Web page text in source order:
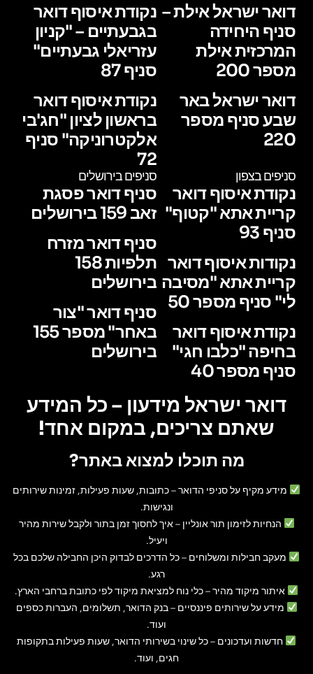
דואר ישראל אילת –
סניף היחידה
המרכזית אילת
מספר 200
דואר ישראל באר
שבע סניף מספר
220
נקודת איסוף דואר
בגבעתיים – "קניון
עזריאלי גבעתיים"
סניף 87
נקודת איסוף דואר
בראשון לציון "חג'בי
אלקטרוניקה" סניף
72
סניפים בצפון
נקודת איסוף דואר
קריית אתא "קטוף"
סניף 93
נקודות איסוף דואר
קריית אתא "מסיבה
לי" סניף מספר 50
נקודת איסוף דואר
בחיפה "כלבו חגי"
סניף מספר 40
סניפים בירושלים
סניף דואר פסגת
זאב 159 בירושלים
סניף דואר מזרח
תלפיות 158
בירושלים
סניף דואר "צור
באחר" מספר 155
בירושלים
דואר ישראל מידעון – כל המידע
שאתם צריכים, במקום אחד!
מה תוכלו למצוא באתר?
מידע מקיף על סניפי הדואר– כתובות, שעות פעילות, זמינות שירותים
ונגישות.
הנחיות לזימון תור אונליין – איך לחסוך זמן בתור ולקבל שירות מהיר
ויעיל.
מעקב חבילות ומשלוחים – כל הדרכים לבדוק היכן החבילה שלכם בכל
רגע.
איתור מיקוד מהיר– כלי נוח למציאת מיקוד לפי כתובת ברחבי הארץ.
מידע על שירותים פיננסיים – בנק הדואר, תשלומים, העברות כספים
ועוד.
חדשות ועדכונים – כל שינוי בשירותי הדואר, שעות פעילות בתקופות
חגים, ועוד.